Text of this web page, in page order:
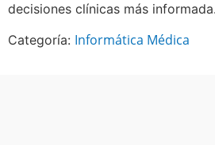
decisiones clínicas más informada.
Categoría: Informática Médica